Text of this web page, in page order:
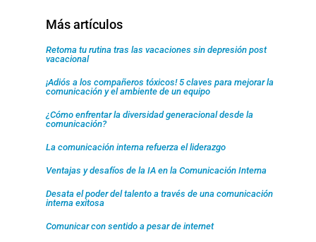
Más artículos
Retoma tu rutina tras las vacaciones sin depresión post
vacacional
¡Adiós a los compañeros tóxicos! 5 claves para mejorar la
comunicación y el ambiente de un equipo
¿Cómo enfrentar la diversidad generacional desde la
comunicación?
La comunicación interna refuerza el liderazgo
Ventajas y desafíos de la IA en la Comunicación Interna
Desata el poder del talento a través de una comunicación
interna exitosa
Comunicar con sentido a pesar de internet